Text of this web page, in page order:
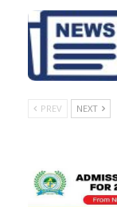
PREV NEXT